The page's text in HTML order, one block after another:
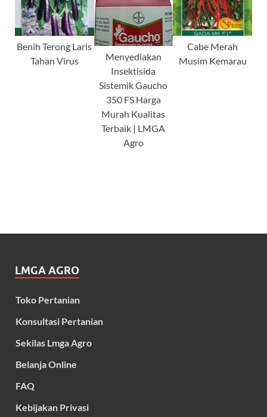
Benih Terong Laris
Tahan Virus
Menyediakan
Insektisida
Sistemik Gaucho
350 FS Harga
Murah Kualitas
Terbaik | LMGA
Agro
Cabe Merah
Musim Kemarau
LMGA AGRO
Toko Pertanian
Konsultasi Pertanian
Sekilas Lmga Agro
Belanja Online
FAQ
Kebijakan Privasi